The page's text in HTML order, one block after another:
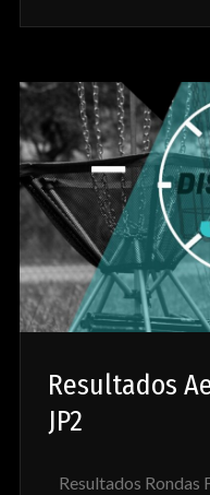
Resultados
JP2
Resultados Rondas